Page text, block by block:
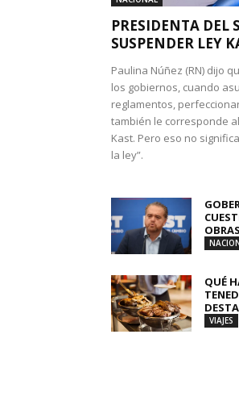
PRESIDENTA DEL
SUSPENDER LEY
Paulina Núñez (RN) dijo
los gobiernos, cuando
reglamentos,
también le corresponde
Kast. Pero eso no
la ley”.
QUÉ
VIAJES